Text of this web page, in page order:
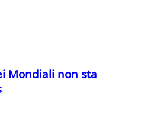
Mondiali non sta